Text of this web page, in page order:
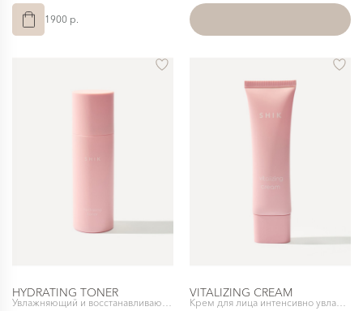
1900 p.
HYDRATING TONER
Увлажняющий и восстанавливающий тонер
VITALIZING CREAM
Крем для лица интенсивно увлажняющий